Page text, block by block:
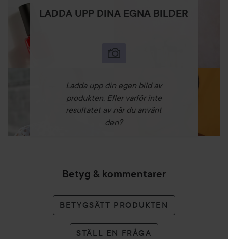
LADDA UPP DINA EGNA BILDER
Ladda upp din egen bild av
produkten. Eller varför inte
resultatet av när du använt
den?
Betyg & kommentarer
BETYGSÄTT PRODUKTEN
STÄLL EN FRÅGA